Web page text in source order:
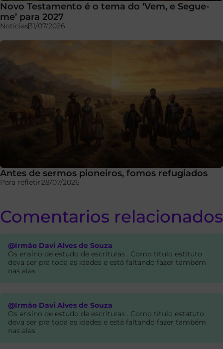
Novo Testamento é o tema do ‘Vem, e Segue-
me’ para 2027
Notícias31/07/2026
Antes de sermos pioneiros, fomos refugiados
Para refletir28/07/2026
Comentarios relacionados
@Irmão Davi Alves de Souza
Os ensino de estudo de escrituras . Como título estituto
deva ser pra toda as idades e está faltando fazer também
nas alas
@Irmão Davi Alves de Souza
Os ensino de estudo de escrituras . Como título estatuto
deva ser pra toda as idades e está faltando fazer também
nas alas